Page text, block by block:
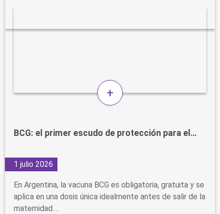
+
BCG: el primer escudo de protección para el…
1 julio 2026
En Argentina, la vacuna BCG es obligatoria, gratuita y se
aplica en una dosis única idealmente antes de salir de la
maternidad.…